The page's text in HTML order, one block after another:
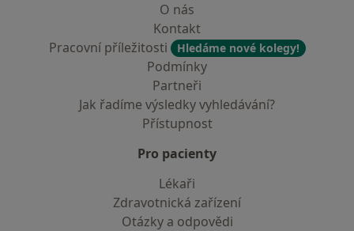
O nás
Kontakt
Pracovní příležitosti
Hledáme nové kolegy!
Podmínky
Partneři
Jak řadíme výsledky vyhledávání?
Přístupnost
Pro pacienty
Lékaři
Zdravotnická zařízení
Otázky a odpovědi